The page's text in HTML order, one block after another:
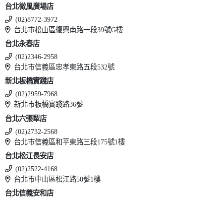
台北微風廣場店
(02)8772-3972
台北市松山區復興南路一段39號G樓
台北永春店
(02)2346-2958
台北市信義區忠孝東路五段532號
新北板橋實踐店
(02)2959-7968
新北市板橋實踐路36號
台北六張犁店
(02)2732-2568
台北市信義區和平東路三段175號1樓
台北松江長安店
(02)2522-4168
台北市中山區松江路50號1樓
台北信義安和店